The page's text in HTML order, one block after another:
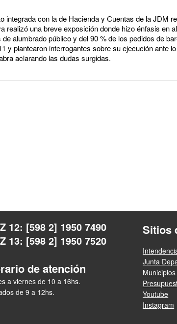
integrada con la de Hacienda y Cuentas de la JDM
realizó una breve exposición donde hizo énfasis en
alumbrado público y del 90 % de los pedidos de
y plantearon interrogantes sobre su ejecución ante
aclarando las dudas surgidas.
12: [598 2] 1950 7490
13: [598 2] 1950 7520
de atención
a viernes de 10 a 16hs.
de 9 a 12hs.
Sitios
Junta
Youtube
Instagram